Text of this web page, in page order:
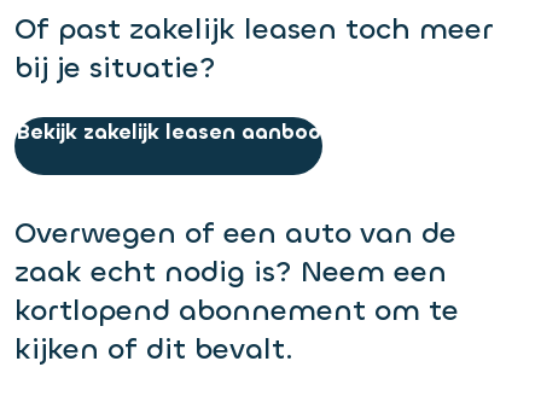
Of past zakelijk leasen toch meer
bij je situatie?
Bekijk zakelijk leasen aanbod
Overwegen of een auto van de
zaak echt nodig is? Neem een
kortlopend abonnement om te
kijken of dit bevalt.